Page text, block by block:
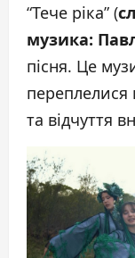
“Тече ріка” (
музика:
пісня. Це
переплелися
та відчуття